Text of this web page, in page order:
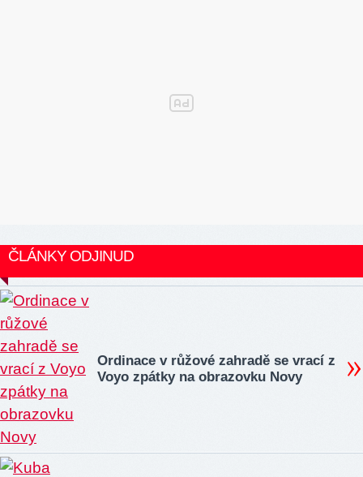
ČLÁNKY ODJINUD
Ordinace v růžové zahradě se vrací z
Voyo zpátky na obrazovku Novy